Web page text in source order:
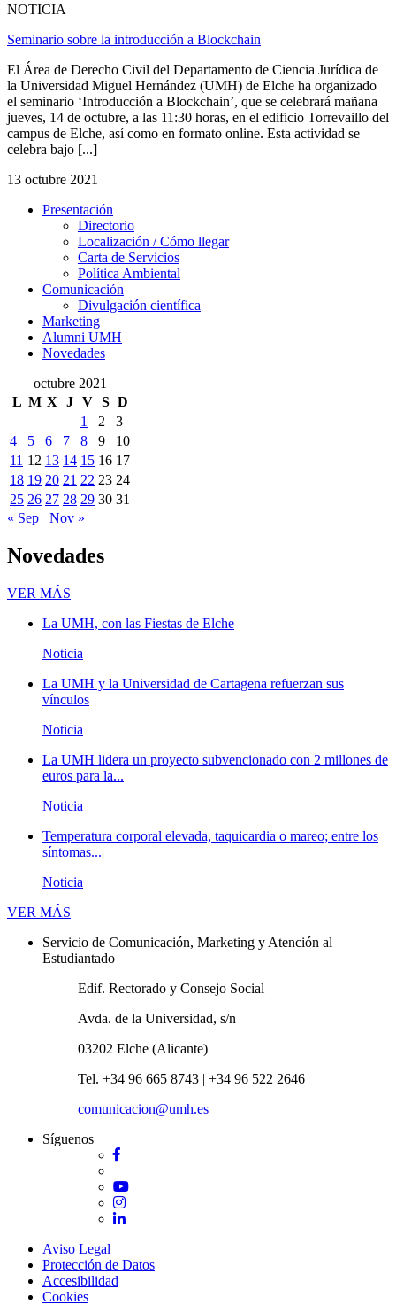
NOTICIA
Seminario sobre la introducción a Blockchain
El Área de Derecho Civil del Departamento de Ciencia Jurídica de
la Universidad Miguel Hernández (UMH) de Elche ha organizado
el seminario ‘Introducción a Blockchain’, que se celebrará mañana
jueves, 14 de octubre, a las 11:30 horas, en el edificio Torrevaillo del
campus de Elche, así como en formato online. Esta actividad se
celebra bajo [...]
13 octubre 2021
Presentación
Presentación
Directorio
Localización / Cómo llegar
Carta de Servicios
Política Ambiental
Comunicación
Comunicación
Divulgación científica
Marketing
Alumni UMH
Novedades
octubre 2021
L M X J V S D
1
2
3
4
5 6 7 8 9
10
11 12 13 14 15 16 17
18 19 20 21 22 23 24
25 26 27 28 29 30 31
« Sep
Nov »
Novedades
VER MÁS
La UMH, con las Fiestas de Elche
Noticia
La UMH y la Universidad de Cartagena refuerzan sus
vínculos
Noticia
La UMH lidera un proyecto subvencionado con 2 millones de
euros para la...
Noticia
Temperatura corporal elevada, taquicardia o mareo; entre los
síntomas...
Noticia
VER MÁS
Servicio de Comunicación, Marketing y Atención al
Estudiantado
Edif. Rectorado y Consejo Social
Avda. de la Universidad, s/n
03202 Elche (Alicante)
Tel. +34 96 665 8743 | +34 96 522 2646
comunicacion@umh.es
Síguenos
Facebook
YouTube
Instagram
LinkedIn
Aviso Legal
Protección de Datos
Accesibilidad
Cookies